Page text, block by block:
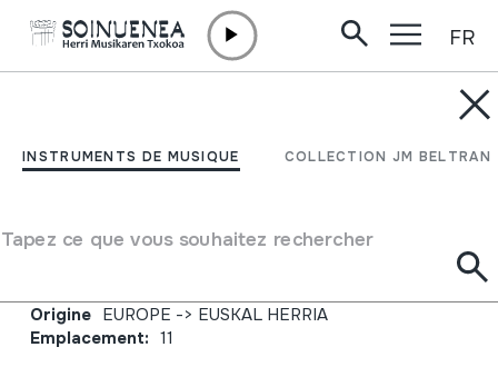
INSTRUMENTS DE MUSIQUE COLLECTION JM BELTRAN
Tapez ce que vous souhaitez rechercher
FR
Análisis acústico del
intervalos.
Origine EUROPE -> EUSKAL HERRIA
Emplacement: 11